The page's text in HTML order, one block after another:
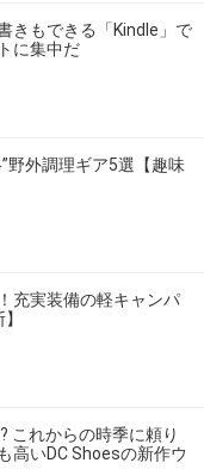
きもできる「Kindle」で
に集中だ
野外調理ギア5選【趣味
充実装備の軽キャンパ
これからの時季に頼り
高いDC Shoesの新作ウ